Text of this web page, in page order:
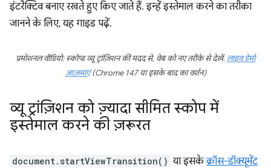
इंटरैक्टिव बनाए रखते हुए किए जाते हैं. इन्हें इस्तेमाल करने का तरीका
जानने के लिए, यह गाइड पढ़ें.
प्रमोशनल वीडियो: स्कोप्ड व्यू ट्रांज़िशन की मदद से, वेब को नए तरीके से देखें. लाइव डेमो
आज़माएं(Chrome 147 या इसके बाद का वर्शन)
व्यू ट्रांज़िशन को ज़्यादा सीमित स्कोप में
इस्तेमाल करने की ज़रूरत
document.startViewTransition() या इसकेक्रॉस-डॉक्यूमेंट